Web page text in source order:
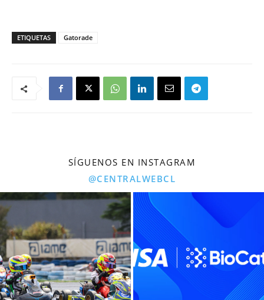
ETIQUETAS Gatorade
SÍGUENOS EN INSTAGRAM
@CENTRALWEBCL